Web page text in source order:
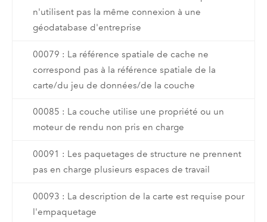
n'utilisent pas la même connexion à une
géodatabase d'entreprise
00079 : La référence spatiale de cache ne
correspond pas à la référence spatiale de la
carte/du jeu de données/de la couche
00085 : La couche utilise une propriété ou un
moteur de rendu non pris en charge
00091 : Les paquetages de structure ne prennent
pas en charge plusieurs espaces de travail
00093 : La description de la carte est requise pour
l'empaquetage